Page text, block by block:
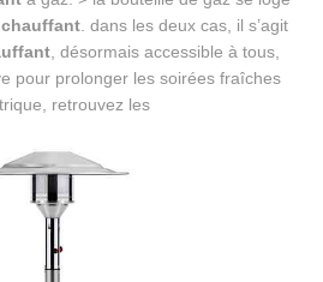
. dans les deux cas, il s’agit
, désormais accessible à tous,
pour prolonger les soirées fraîches
retrouvez les